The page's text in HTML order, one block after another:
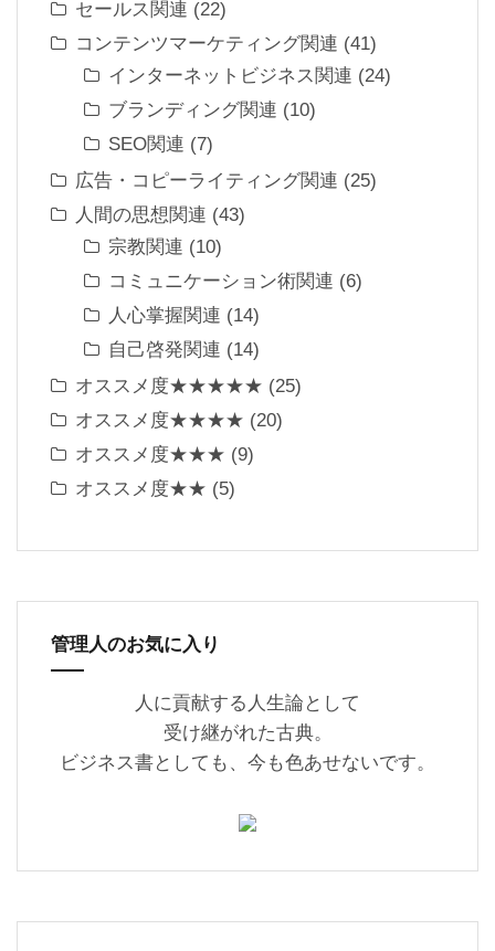
セールス関連 (22)
コンテンツマーケティング関連 (41)
インターネットビジネス関連 (24)
ブランディング関連 (10)
SEO関連 (7)
広告・コピーライティング関連 (25)
人間の思想関連 (43)
宗教関連 (10)
コミュニケーション術関連 (6)
人心掌握関連 (14)
自己啓発関連 (14)
オススメ度★★★★★ (25)
オススメ度★★★★ (20)
オススメ度★★★ (9)
オススメ度★★ (5)
管理人のお気に入り
人に貢献する人生論として
受け継がれた古典。
ビジネス書としても、今も色あせないです。